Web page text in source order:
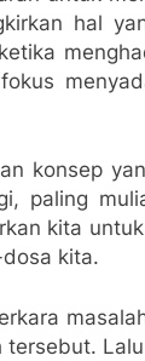
hal
konsep
paling
kita
kita.